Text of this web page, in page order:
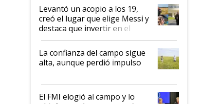
Levantó un acopio a los 19,
creó el lugar que elige Messi y
destaca que invertir en el
kirchnerismo era como "darle
plata a un hijo para droga":
Juan Félix Rossetti, el libertario
que de una dura crisis salió
de Milei
La confianza del campo sigue
alta, aunque perdió impulso
El FMI elogió al campo y lo